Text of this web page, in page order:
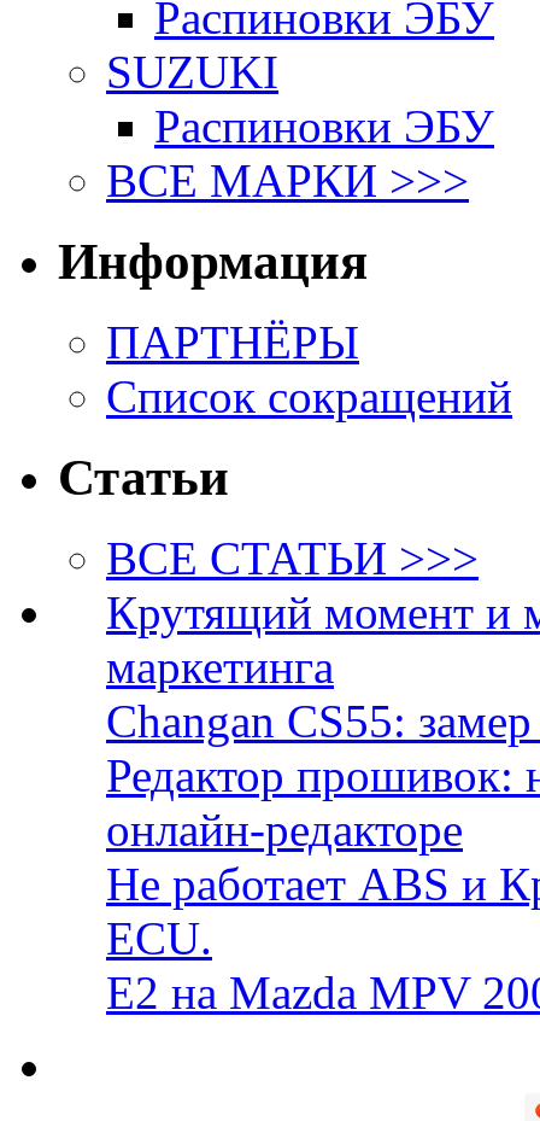
Распиновки ЭБУ
SUZUKI
Распиновки ЭБУ
ВСЕ МАРКИ >>>
Информация
ПАРТНЁРЫ
Список сокращений
Статьи
ВСЕ СТАТЬИ >>>
Крутящий момент и
маркетинга
Changan CS55:
Редактор прошивок:
онлайн-редакторе
Не работает ABS и
ECU.
E2 на Mazda MPV